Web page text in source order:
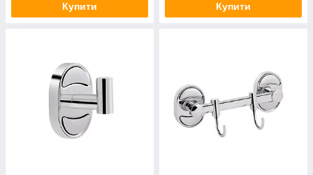
Купити Купити